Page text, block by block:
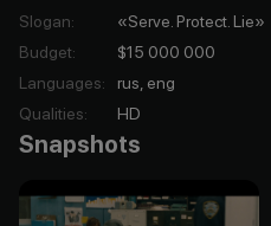
Slogan:
«Serve. Protect. Lie»
Budget:
$15 000 000
Languages:
rus, eng
Qualities: HD
Snapshots